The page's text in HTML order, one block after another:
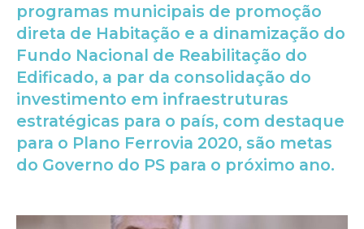
programas municipais de promoção
direta de Habitação e a dinamização do
Fundo Nacional de Reabilitação do
Edificado, a par da consolidação do
investimento em infraestruturas
estratégicas para o país, com destaque
para o Plano Ferrovia 2020, são metas
do Governo do PS para o próximo ano.